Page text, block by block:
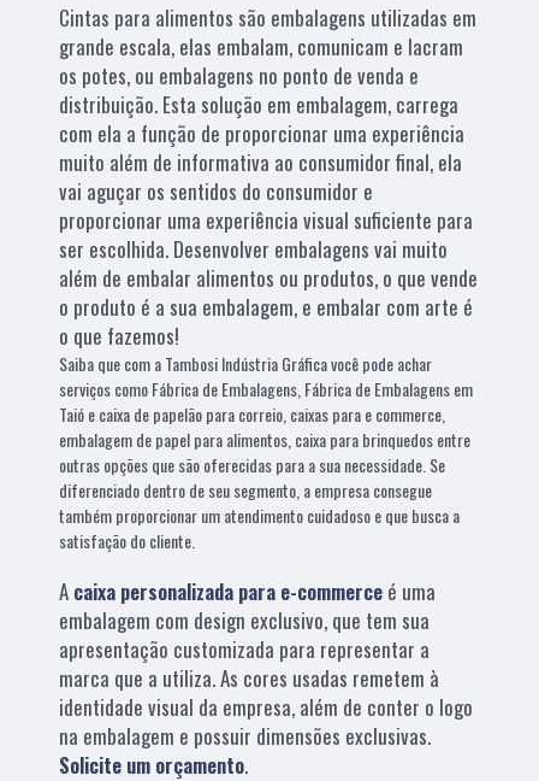
Cintas para alimentos são embalagens utilizadas em
grande escala, elas embalam, comunicam e lacram
os potes, ou embalagens no ponto de venda e
distribuição. Esta solução em embalagem, carrega
com ela a função de proporcionar uma experiência
muito além de informativa ao consumidor final, ela
vai aguçar os sentidos do consumidor e
proporcionar uma experiência visual suficiente para
ser escolhida. Desenvolver embalagens vai muito
além de embalar alimentos ou produtos, o que vende
o produto é a sua embalagem, e embalar com arte é
o que fazemos!
Saiba que com a Tambosi Indústria Gráfica você pode achar
serviços como Fábrica de Embalagens, Fábrica de Embalagens em
Taió e caixa de papelão para correio, caixas para e commerce,
embalagem de papel para alimentos, caixa para brinquedos entre
outras opções que são oferecidas para a sua necessidade. Se
diferenciado dentro de seu segmento, a empresa consegue
também proporcionar um atendimento cuidadoso e que busca a
satisfação do cliente.
A caixa personalizada para e-commerce é uma
embalagem com design exclusivo, que tem sua
apresentação customizada para representar a
marca que a utiliza. As cores usadas remetem à
identidade visual da empresa, além de conter o logo
na embalagem e possuir dimensões exclusivas.
Solicite um orçamento.